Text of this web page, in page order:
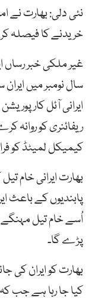
نئی دلی: بھارت نے
خریدنے کا فیصلہ
غیر ملکی خبر رساں
ریفائنری کو روانہ
کیمیکل لمیٹڈ کو
بھارت ایرانی خام
پابندیوں کے باعث
اُسے خام تیل مہنگے
پڑے گا۔
بھارت کو ایران کی
کیا جا رہا ہے جب کہ